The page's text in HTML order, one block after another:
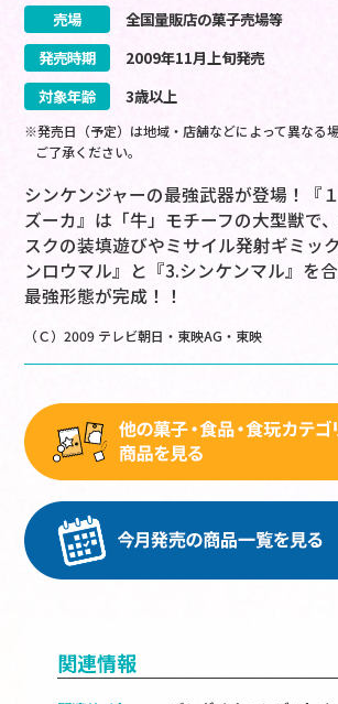
売場
全国量販店の菓子売場等
発売時期
2009年11月上旬発売
対象年齢
3歳以上
※発売日（予定）は地域・店舗などによって異なる
ご了承ください。
シンケンジャーの最強武器が登場！『
ズーカ』は「牛」モチーフの大型獣で
スクの装填遊びやミサイル発射ギミッ
ンロウマル』と『3.シンケンマル』を
最強形態が完成！！
（Ｃ）2009 テレビ朝日・東映AG・東映
関連情報